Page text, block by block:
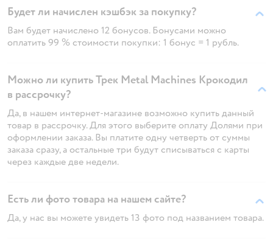
Будет ли начислен кэшбэк за покупку?
Вам будет начислено 12 бонусов. Бонусами можно
оплатить 99 % стоимости покупки: 1 бонус = 1 рубль.
Можно ли купить Трек Metal Machines Крокодил
в рассрочку?
Да, в нашем интернет-магазине возможно купить данный
товар в рассрочку. Для этого выберите оплату Долями при
оформлении заказа. Вы платите одну четверть от суммы
заказа сразу, а остальные три будут списываться с карты
через каждые две недели.
Есть ли фото товара на нашем сайте?
Да, у нас вы можете увидеть 13 фото под названием товара.